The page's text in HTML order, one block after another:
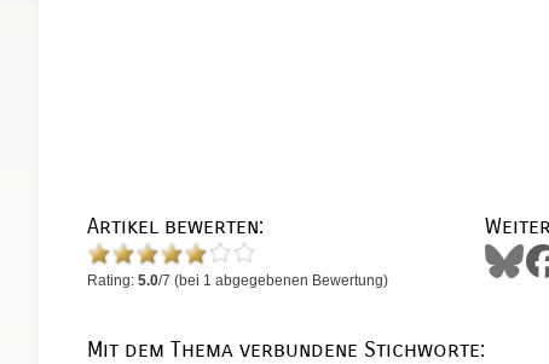
Artikel bewerten:
Rating: 5.0/7 (bei 1 abgegebenen Bewertung)
Mit dem Thema verbundene Stichworte: